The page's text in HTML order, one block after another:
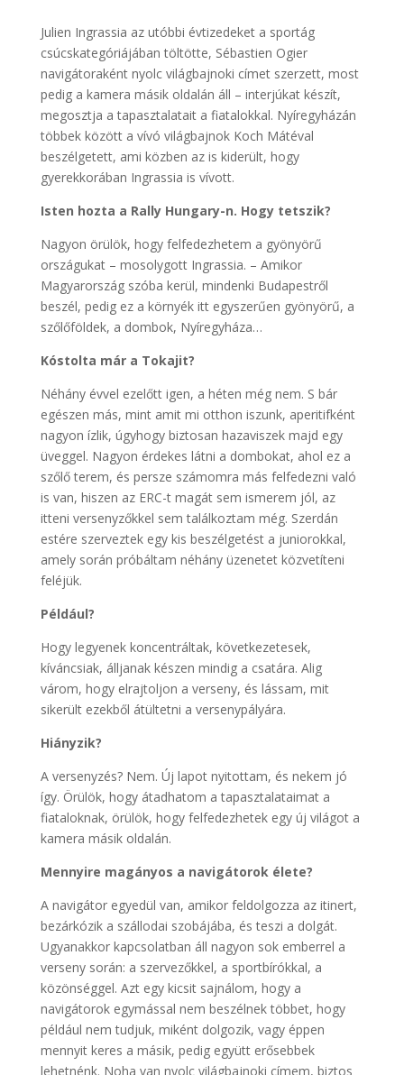
Julien Ingrassia az utóbbi évtizedeket a sportág
csúcskategóriájában töltötte, Sébastien Ogier
navigátoraként nyolc világbajnoki címet szerzett, most
pedig a kamera másik oldalán áll – interjúkat készít,
megosztja a tapasztalatait a fiatalokkal. Nyíregyházán
többek között a vívó világbajnok Koch Mátéval
beszélgetett, ami közben az is kiderült, hogy
gyerekkorában Ingrassia is vívott.
Isten hozta a Rally Hungary-n. Hogy tetszik?
Nagyon örülök, hogy felfedezhetem a gyönyörű
országukat – mosolygott Ingrassia. – Amikor
Magyarország szóba kerül, mindenki Budapestről
beszél, pedig ez a környék itt egyszerűen gyönyörű, a
szőlőföldek, a dombok, Nyíregyháza…
Kóstolta már a Tokajit?
Néhány évvel ezelőtt igen, a héten még nem. S bár
egészen más, mint amit mi otthon iszunk, aperitifként
nagyon ízlik, úgyhogy biztosan hazaviszek majd egy
üveggel. Nagyon érdekes látni a dombokat, ahol ez a
szőlő terem, és persze számomra más felfedezni való
is van, hiszen az ERC-t magát sem ismerem jól, az
itteni versenyzőkkel sem találkoztam még. Szerdán
estére szerveztek egy kis beszélgetést a juniorokkal,
amely során próbáltam néhány üzenetet közvetíteni
feléjük.
Például?
Hogy legyenek koncentráltak, következetesek,
kíváncsiak, álljanak készen mindig a csatára. Alig
várom, hogy elrajtoljon a verseny, és lássam, mit
sikerült ezekből átültetni a versenypályára.
Hiányzik?
A versenyzés? Nem. Új lapot nyitottam, és nekem jó
így. Örülök, hogy átadhatom a tapasztalataimat a
fiataloknak, örülök, hogy felfedezhetek egy új világot a
kamera másik oldalán.
Mennyire magányos a navigátorok élete?
A navigátor egyedül van, amikor feldolgozza az itinert,
bezárkózik a szállodai szobájába, és teszi a dolgát.
Ugyanakkor kapcsolatban áll nagyon sok emberrel a
verseny során: a szervezőkkel, a sportbírókkal, a
közönséggel. Azt egy kicsit sajnálom, hogy a
navigátorok egymással nem beszélnek többet, hogy
például nem tudjuk, miként dolgozik, vagy éppen
mennyit keres a másik, pedig együtt erősebbek
lehetnénk. Noha van nyolc világbajnoki címem, biztos